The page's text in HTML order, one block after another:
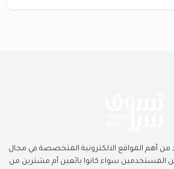
أهم المواقع الالكترونية المتخصصة في مجال
المستخدمين سواء كانوا بائعين أم مشترين من